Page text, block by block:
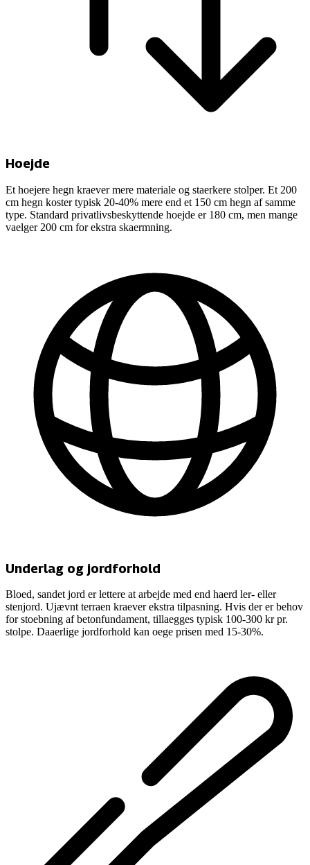
Hoejde
Et hoejere hegn kraever mere materiale og staerkere stolper. Et 200
cm hegn koster typisk 20-40% mere end et 150 cm hegn af samme
type. Standard privatlivsbeskyttende hoejde er 180 cm, men mange
vaelger 200 cm for ekstra skaermning.
Underlag og jordforhold
Bloed, sandet jord er lettere at arbejde med end haerd ler- eller
stenjord. Ujævnt terraen kraever ekstra tilpasning. Hvis der er behov
for stoebning af betonfundament, tillaegges typisk 100-300 kr pr.
stolpe. Daaerlige jordforhold kan oege prisen med 15-30%.